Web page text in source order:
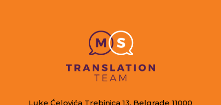
Luke Ćelovića Trebinjca 13, Belgrade 11000